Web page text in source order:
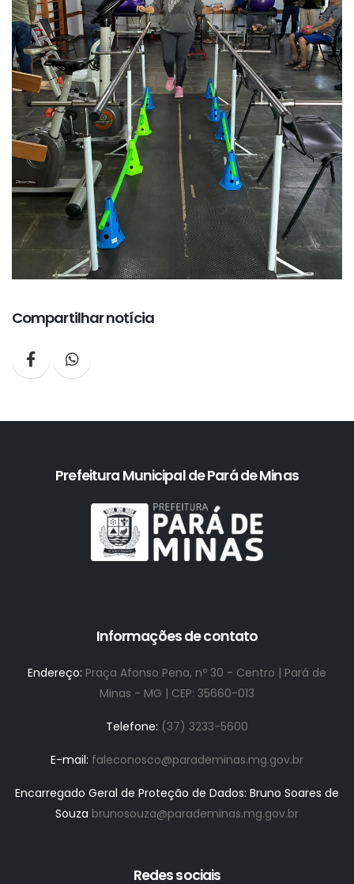
Compartilhar notícia
Prefeitura Municipal de Pará de Minas
Informações de contato
Endereço: Praça Afonso Pena, nº 30 - Centro | Pará de
Minas - MG | CEP: 35660-013
Telefone: (37) 3233-5600
E-mail: faleconosco@parademinas.mg.gov.br
Encarregado Geral de Proteção de Dados: Bruno Soares de
Souza brunosouza@parademinas.mg.gov.br
Redes sociais